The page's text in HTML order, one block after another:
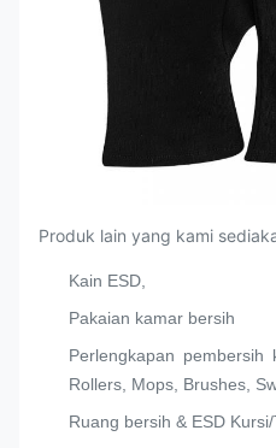
Produk lain yang kami
Kain ESD,
Pakaian kamar bersih
Perlengkapan
Rollers, Mops, Brushes,
Ruang bersih & ESD Kursi/